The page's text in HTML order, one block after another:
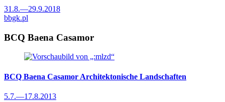
31.8.—29.9.2018
bbgk.pl
BCQ Baena Casamor
BCQ Baena Casamor Architektonische Landschaften
5.7.—17.8.2013